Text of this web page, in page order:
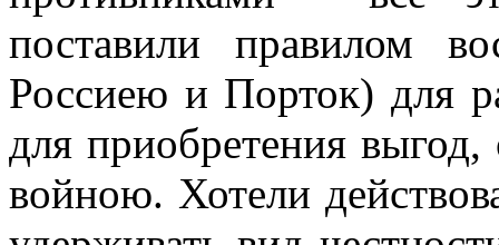
поставили правилом
Россиею и Порток) для
для приобретения
войною. Хотели